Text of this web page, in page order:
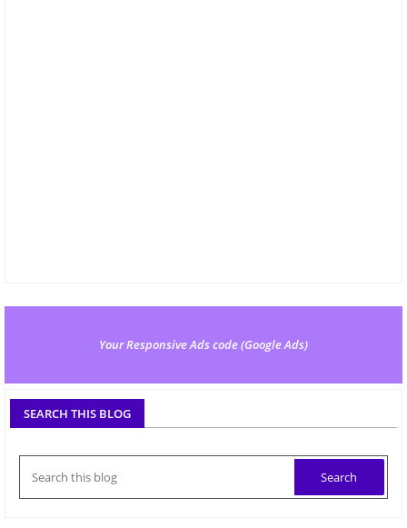
Your Responsive Ads code (Google Ads)
SEARCH THIS BLOG